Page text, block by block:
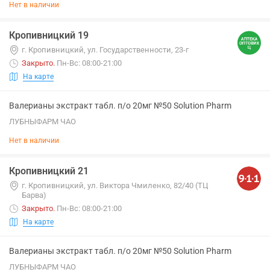
Нет в наличии
Кропивницкий 19
г. Кропивницкий, ул. Государственности, 23-г
Закрыто. Пн-Вс: 08:00-21:00
На карте
Валерианы экстракт табл. п/о 20мг №50 Solution Pharm
ЛУБНЫФАРМ ЧАО
Нет в наличии
Кропивницкий 21
г. Кропивницкий, ул. Виктора Чмиленко, 82/40 (ТЦ
Барва)
Закрыто. Пн-Вс: 08:00-21:00
На карте
Валерианы экстракт табл. п/о 20мг №50 Solution Pharm
ЛУБНЫФАРМ ЧАО